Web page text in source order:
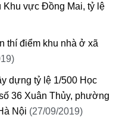
Khu vực Đồng Mai, tỷ lệ
thí điểm khu nhà ở xã
dựng tỷ lệ 1/500 Học
36 Xuân Thủy, phường
Nội (27/09/2019)